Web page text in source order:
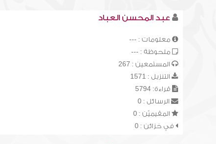
عبد المحسن العباد
معلومات : ---
ملحوظة : ---
المستمعين : 267
التنزيل : 1571
قراءة: 5794
الرسائل : 0
المقيميّن : 0
في خزائن : 0